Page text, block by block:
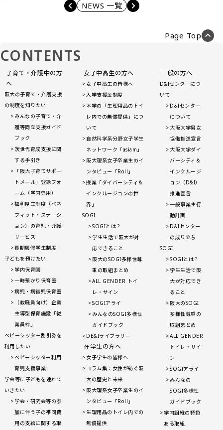
NEWS 一覧
Page Top
CONTENTS
子育て・介護中の方
へ
阪大の子育て・介護支援
の制度を知りたい
みんなの子育て・介
護等両立支援ガイド
ブック
次世代育成支援に関
する手引き
「阪大子育てサポー
トメール」登録フォ
ーム（学内専用）
福利厚生制度（ベネ
フィット・ステーシ
ョン）の育児・介護
サービス
長期履修学生制度
子どもを預けたい
学内保育園
一時預かり保育室
病児・病後児保育室
（教職員向け）企業
主導型保育施設「従
業員枠」
ベビーシッター割引券を
利用したい
ベビーシッター利用
育児支援事業
学会等に子どもを連れて
いきたい
学会・研究会等の参
加に伴う子の帯同費
用の支給に関する取
女子中高生の方へ
女子中高生の皆様へ
入学支援金制度
本学の「生理用品のトイ
レ内での無償提供」につ
いて
自然科学系分野女子学生
ネットワーク「asiam」
阪大理系女子卒業生のイ
ンタビュー「Roll」
授業「ダイバーシティ＆
インクルージョンの世
界」
SOGI
SOGIとは？
学生生活で阪大が対
応できること
阪大のSOGI多様性尊
重の取組まとめ
ALL GENDER トイ
レ・サイン
SOGIアライ
みんなのSOGI多様性
ガイドブック
DE&Iライブラリー
在学生の方へ
女子学生の皆様へ
コラム集：女性が紡ぐ阪
大の歴史と未来
阪大理系女子卒業生のイ
ンタビュー「Roll」
生理用品のトイレ内での
無償提供
一般の方へ
D&Iセンターにつ
いて
D&Iセンター
について
大阪大学男女
協働推進宣言
大阪大学ダイ
バーシティ＆
インクルージ
ョン（D&I）
推進宣言
一般事業主行
動計画
D&Iセンター
の成り立ち
SOGI
SOGIとは？
学生生活で阪
大が対応でき
ること
阪大のSOGI
多様性尊重の
取組まとめ
ALL GENDER
トイレ・サイ
ン
SOGIアライ
みんなの
SOGI多様性
ガイドブック
学内組織の特色
ある取組